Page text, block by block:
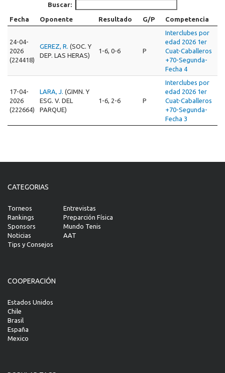
Buscar:
Fecha Oponente Resultado G/P Competencia
24-04-
2026
(224418)
GEREZ, R. (SOC. Y
DEP. LAS HERAS)
1-6, 0-6 P
Interclubes por
edad 2026 1er
Cuat-Caballeros
+70-Segunda-
Fecha 4
17-04-
2026
(222664)
LARA, J. (GIMN. Y
ESG. V. DEL
PARQUE)
1-6, 2-6 P
Interclubes por
edad 2026 1er
Cuat-Caballeros
+70-Segunda-
Fecha 3
CATEGORIAS
Torneos
Rankings
Sponsors
Noticias
Tips y Consejos
Entrevistas
Preparción Física
Mundo Tenis
AAT
COOPERACIÓN
Estados Unidos
Chile
Brasil
España
Mexico